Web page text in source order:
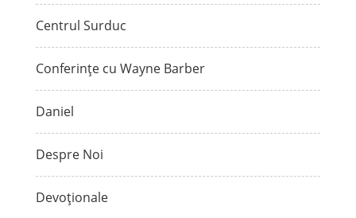
Centrul Surduc
Conferințe cu Wayne Barber
Daniel
Despre Noi
Devoționale